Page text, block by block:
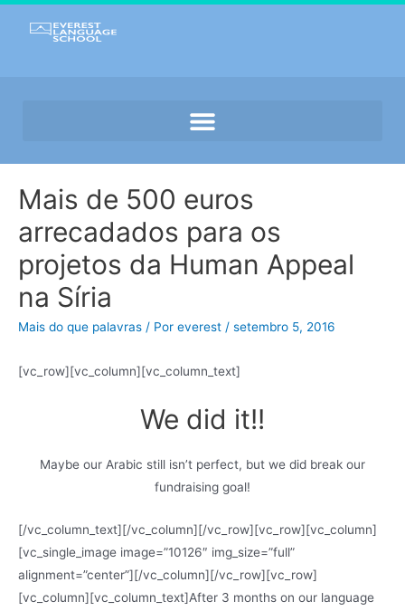
Mais de 500 euros
arrecadados para os
projetos da Human Appeal
na Síria
Mais do que palavras / Por everest / setembro 5, 2016
[vc_row][vc_column][vc_column_text]
We did it!!
Maybe our Arabic still isn’t perfect, but we did break our
fundraising goal!
[/vc_column_text][/vc_column][/vc_row][vc_row][vc_column]
[vc_single_image image=”10126″ img_size=”full”
alignment=”center”][/vc_column][/vc_row][vc_row]
[vc_column][vc_column_text]After 3 months on our language